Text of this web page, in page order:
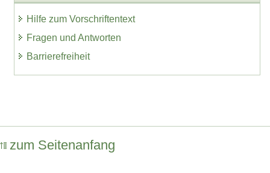
Hilfe zum Vorschriftentext
Fragen und Antworten
Barrierefreiheit
zum Seitenanfang